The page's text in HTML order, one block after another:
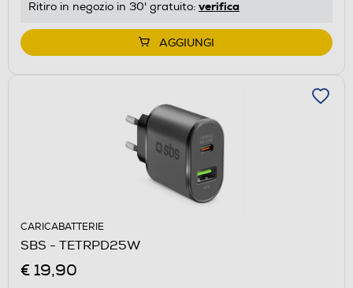
Ritiro in negozio in 30' gratuito: verifica
AGGIUNGI
CARICABATTERIE
SBS - TETRPD25W
€ 19,90